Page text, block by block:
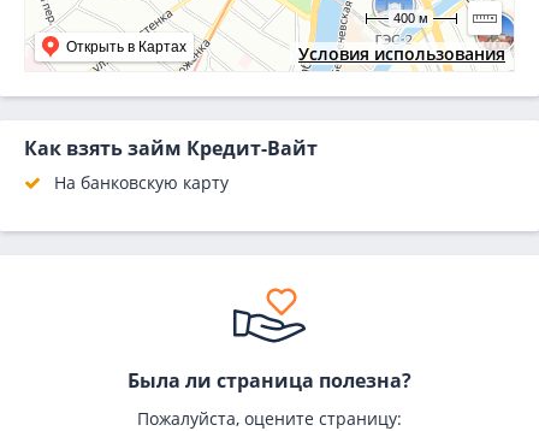
Условия использования
Открыть в Картах
400 м
Как взять займ Кредит-Вайт
На банковскую карту
Была ли страница полезна?
Пожалуйста, оцените страницу: